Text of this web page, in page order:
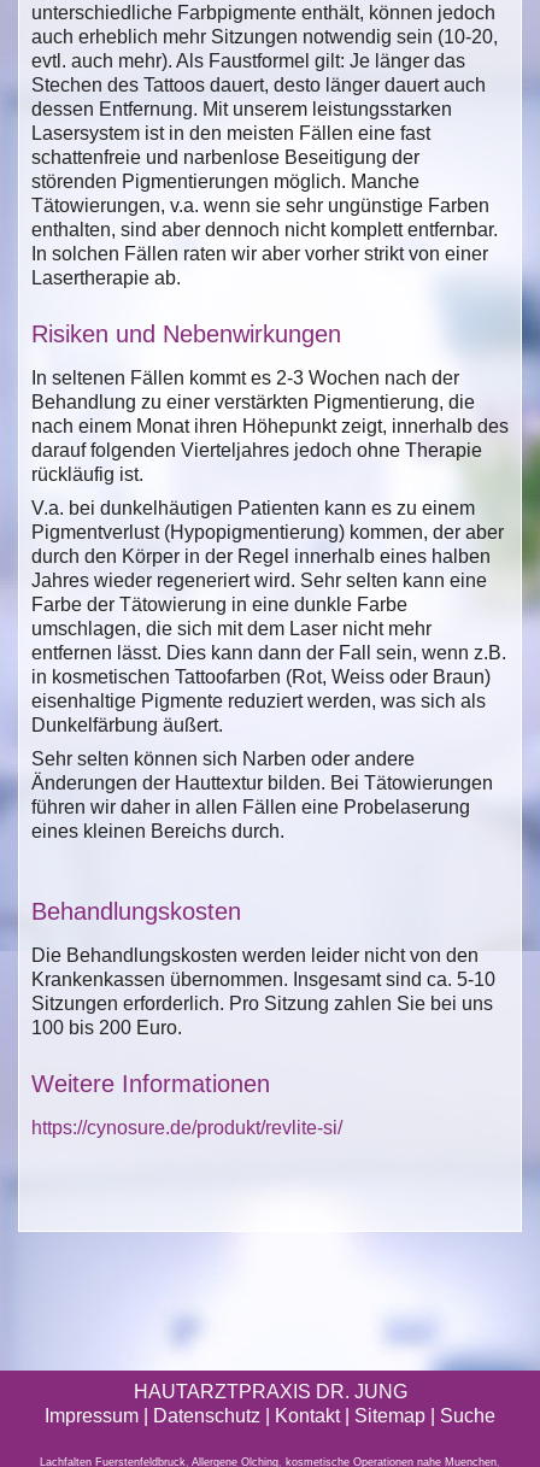
unterschiedliche Farbpigmente enthält, können jedoch
auch erheblich mehr Sitzungen notwendig sein (10-20,
evtl. auch mehr). Als Faustformel gilt: Je länger das
Stechen des Tattoos dauert, desto länger dauert auch
dessen Entfernung. Mit unserem leistungsstarken
Lasersystem ist in den meisten Fällen eine fast
schattenfreie und narbenlose Beseitigung der
störenden Pigmentierungen möglich. Manche
Tätowierungen, v.a. wenn sie sehr ungünstige Farben
enthalten, sind aber dennoch nicht komplett entfernbar.
In solchen Fällen raten wir aber vorher strikt von einer
Lasertherapie ab.
Risiken und Nebenwirkungen
In seltenen Fällen kommt es 2-3 Wochen nach der
Behandlung zu einer verstärkten Pigmentierung, die
nach einem Monat ihren Höhepunkt zeigt, innerhalb des
darauf folgenden Vierteljahres jedoch ohne Therapie
rückläufig ist.
V.a. bei dunkelhäutigen Patienten kann es zu einem
Pigmentverlust (Hypopigmentierung) kommen, der aber
durch den Körper in der Regel innerhalb eines halben
Jahres wieder regeneriert wird. Sehr selten kann eine
Farbe der Tätowierung in eine dunkle Farbe
umschlagen, die sich mit dem Laser nicht mehr
entfernen lässt. Dies kann dann der Fall sein, wenn z.B.
in kosmetischen Tattoofarben (Rot, Weiss oder Braun)
eisenhaltige Pigmente reduziert werden, was sich als
Dunkelfärbung äußert.
Sehr selten können sich Narben oder andere
Änderungen der Hauttextur bilden. Bei Tätowierungen
führen wir daher in allen Fällen eine Probelaserung
eines kleinen Bereichs durch.
Behandlungskosten
Die Behandlungskosten werden leider nicht von den
Krankenkassen übernommen. Insgesamt sind ca. 5-10
Sitzungen erforderlich. Pro Sitzung zahlen Sie bei uns
100 bis 200 Euro.
Weitere Informationen
https://cynosure.de/produkt/revlite-si/
HAUTARZTPRAXIS DR. JUNG
Impressum
Datenschutz | Kontakt | Sitemap Suche
Lachfalten Fuerstenfeldbruck, Allergene Olching, kosmetische Operationen nahe Muenchen,